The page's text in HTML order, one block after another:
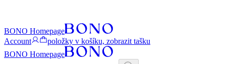
BONO Homepage
Account
položky v košíku, zobrazit tašku
BONO Homepage